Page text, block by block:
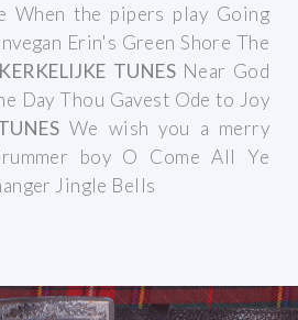
When the pipers play Going
Erin's Green Shore The
KERKELIJKE TUNES Near God
Day Thou Gavest Ode to Joy
We wish you a merry
boy O Come All Ye
Jingle Bells